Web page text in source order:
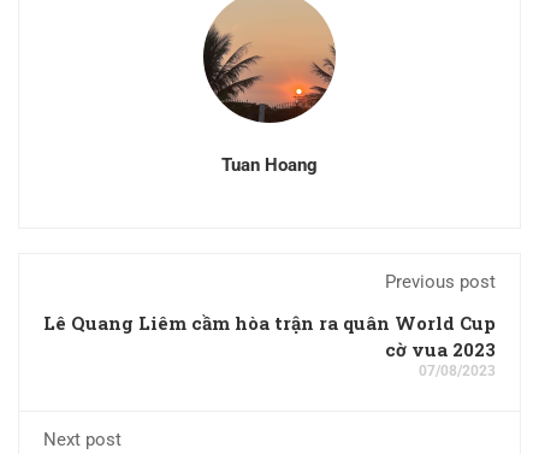
Tuan Hoang
Previous post
Lê Quang Liêm cầm hòa trận ra quân World Cup
cờ vua 2023
07/08/2023
Next post